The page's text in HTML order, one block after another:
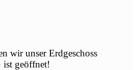
wir unser Erdgeschoss
ist geöffnet!